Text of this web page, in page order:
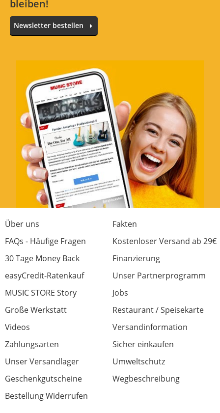
Bewertung von:Jürgen F.
wir haben die NuQ 112-AN im Einsatz mit den
NuQ 118B-AN Bandpass Sub´s.
Die Leistung hat uns schon beim ersten Test
der Anlage äusserst positiv überrascht, mit
so einer immensen Leistung hat niemand
von uns gerechnet. Die Tops klingen auch
unter Vollast extrem gut, die Verarbeitung
ist 1A,
Auch einzeln betrieben für
Sprachanwendungen einwandfrei, für Musik
fehlt dann irgendwann der Bassbereich, was
aber für ein 12" Top völlig normal ist. In der
allerdings ein kleiner Frequenzbereich in den
unteren Mitten, da empfiehlt es sich
damit wird die Anlage dann audiophil! (Sind
schon bestellt)
Preisklasse nicht zu schlagen!
Preis/Leistung
Bedienkomfort
bleiben!
Newsletter bestellen
Über uns
Fakten
FAQs - Häufige Fragen
Kostenloser Versand ab 29€
30 Tage Money Back
Finanzierung
easyCredit-Ratenkauf
Unser Partnerprogramm
MUSIC STORE Story
Jobs
Große Werkstatt
Restaurant / Speisekarte
Videos
Versandinformation
Zahlungsarten
Sicher einkaufen
Unser Versandlager
Umweltschutz
Geschenkgutscheine
Wegbeschreibung
Bestellung Widerrufen